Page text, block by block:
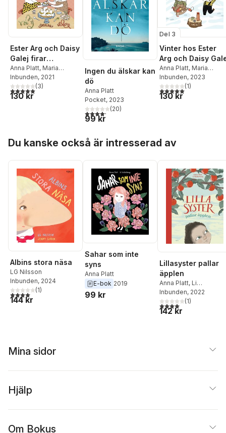
Ester Arg och Daisy
Galej firar
födelsedag
Anna Platt, Maria
Källström
Inbunden, 2021
5,0utav 5 stjärnor. Totalt antal röster:
(3)
130 kr
Ingen du älskar kan
dö
Anna Platt
Pocket, 2023
4,2utav 5 stjärnor. Totalt antal röster:
(20)
99 kr
Del 3
Vinter hos Ester
Arg och Daisy
Anna Platt, Maria
Källström
Inbunden, 2023
5,0utav 5 stjärnor.
(1)
130 kr
Du kanske också är intresserad av
Albins stora näsa
LG Nilsson
Inbunden, 2024
4,0utav 5 stjärnor. Totalt antal röster:
(1)
144 kr
Sahar som inte
syns
Anna Platt
E-bok 2019
99 kr
Lillasyster pallar
äpplen
Anna Platt, Li
Söderberg
Inbunden, 2022
4,0utav 5 stjärnor.
(1)
142 kr
Mina sidor
Hjälp
Om Bokus